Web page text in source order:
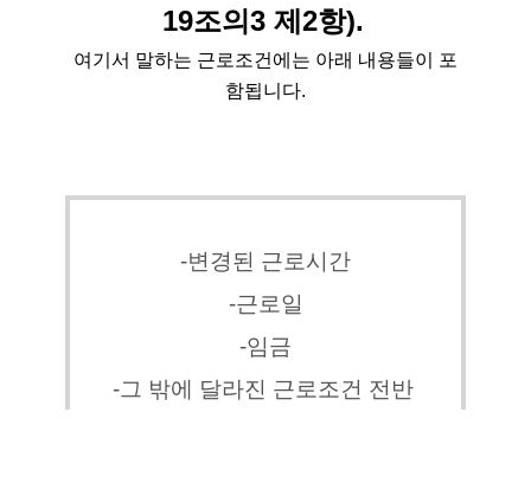
19조의3 제2항).
여기서 말하는 근로조건에는 아래 내용들이 포
함됩니다.
-변경된 근로시간
-근로일
-임금
-그 밖에 달라진 근로조건 전반